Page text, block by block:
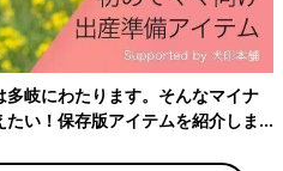
岐にわたります。そんなマイナ
い！保存版アイテムを紹介しま